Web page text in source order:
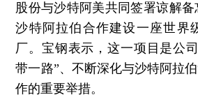
股份与沙特阿美共同签署谅解
沙特阿拉伯合作建设一座世界
厂。宝钢表示，这一项目是公
带一路”、不断深化与沙特阿拉
作的重要举措。